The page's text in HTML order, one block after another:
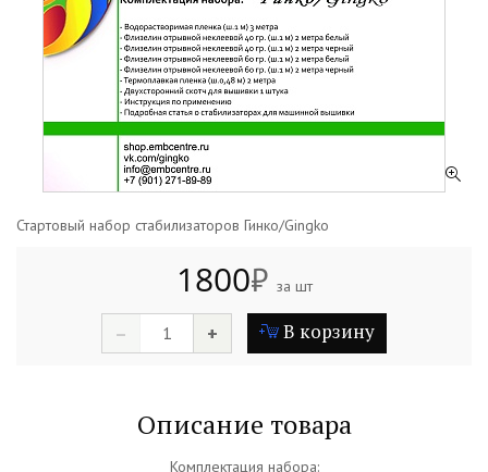
Стартовый набор стабилизаторов Гинко/Gingko
1800₽ за шт
– + В корзину
Описание товара
Комплектация набора: